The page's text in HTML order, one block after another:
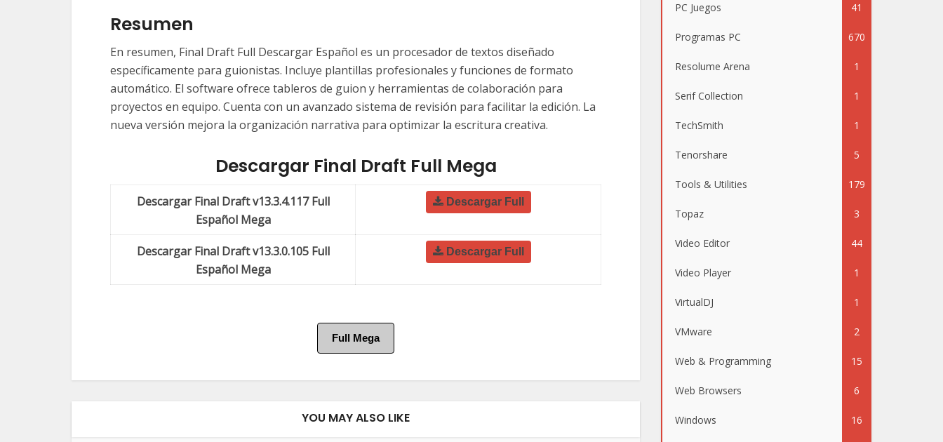
Resumen
En resumen, Final Draft Full Descargar Español es un procesador de textos diseñado
específicamente para guionistas. Incluye plantillas profesionales y funciones de formato
automático. El software ofrece tableros de guion y herramientas de colaboración para
proyectos en equipo. Cuenta con un avanzado sistema de revisión para facilitar la edición. La
nueva versión mejora la organización narrativa para optimizar la escritura creativa.
Descargar Final Draft Full Mega
Descargar Final Draft v13.3.4.117 Full
Español Mega
Descargar Full
Descargar Final Draft v13.3.0.105 Full
Español Mega
Descargar Full
Full Mega
YOU MAY ALSO LIKE
PC Juegos 41
Programas PC 670
Resolume Arena 1
Serif Collection 1
TechSmith 1
Tenorshare 5
Tools & Utilities 179
Topaz 3
Video Editor 44
Video Player 1
VirtualDJ 1
VMware 2
Web & Programming 15
Web Browsers 6
Windows 16